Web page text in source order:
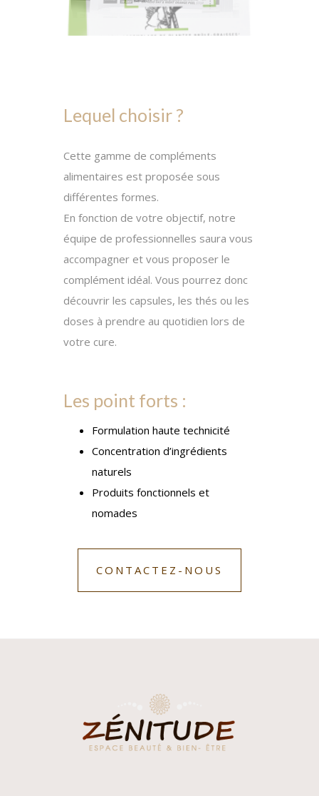
Lequel choisir ?
Cette gamme de compléments
alimentaires est proposée sous
différentes formes.
En fonction de votre objectif, notre
équipe de professionnelles saura vous
accompagner et vous proposer le
complément idéal. Vous pourrez donc
votre cure.
Les point forts :
Formulation haute technicité
Concentration d’ingrédients
nomades